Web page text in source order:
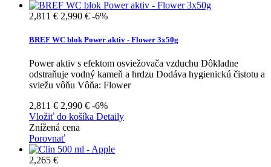
2,811 € 2,990 € -6%
BREF WC blok Power aktiv - Flower 3x50g
Power aktiv s efektom osviežovača vzduchu Dôkladne
odstraňuje vodný kameň a hrdzu Dodáva hygienickú čistotu a
sviežu vôňu Vôňa: Flower
2,811 € 2,990 € -6%
Vložiť do košíka Detaily
Znížená cena
Porovnať
2,265 €